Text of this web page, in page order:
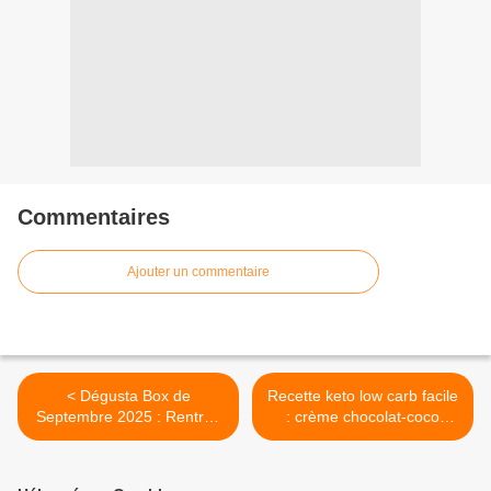
Commentaires
Ajouter un commentaire
< Dégusta Box de
Septembre 2025 : Rentrée
des classes
Recette keto low carb facile
: crème chocolat-coco
avec seulement 2